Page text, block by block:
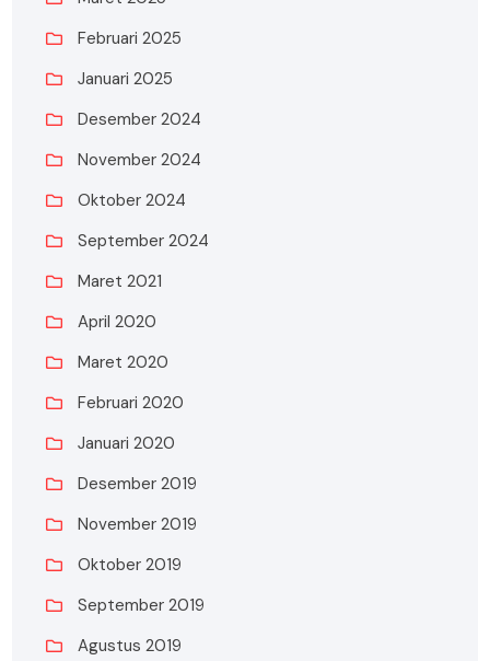
Februari 2025
Januari 2025
Desember 2024
November 2024
Oktober 2024
September 2024
Maret 2021
April 2020
Maret 2020
Februari 2020
Januari 2020
Desember 2019
November 2019
Oktober 2019
September 2019
Agustus 2019